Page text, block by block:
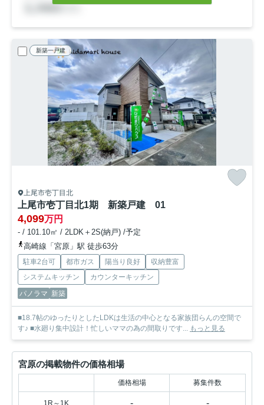
新築一戸建
上尾市壱丁目北
上尾市壱丁目北1期 新築戸建 01
4,099万円
- / 101.10㎡ / 2LDK＋2S(納戸) /予定
高崎線「宮原」駅 徒歩63分
駐車2台可 都市ガス 陽当り良好
収納豊富
システムキッチン
カウンターキッチン
パノラマ 新築
■18.7帖のゆったりとしたLDKは生活の中心となる家族団らんの空間で
す♪ ■水廻り集中設計！忙しいママの為の間取りです...
もっと見る
宮原の掲載物件の価格相場
価格相場 募集件数
1R～1K - -